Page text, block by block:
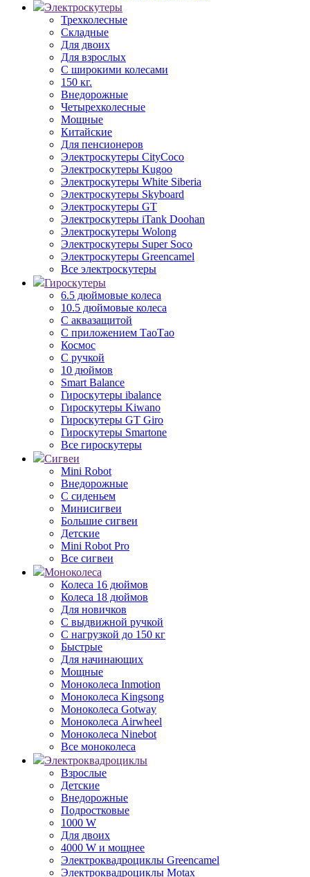
Электроскутеры
Трехколесные
Складные
Для двоих
Для взрослых
С широкими колесами
150 кг.
Внедорожные
Четырехколесные
Мощные
Китайские
Для пенсионеров
Электроскутеры CityCoco
Электроскутеры Kugoo
Электроскутеры White Siberia
Электроскутеры Skyboard
Электроскутеры GT
Электроскутеры iTank Doohan
Электроскутеры Wolong
Электроскутеры Super Soco
Электроскутеры Greencamel
Все электроскутеры
Гироскутеры
6.5 дюймовые колеса
10.5 дюймовые колеса
С аквазащитой
С приложением ТаоТао
Космос
С ручкой
10 дюймов
Smart Balance
Гироскутеры ibalance
Гироскутеры Kiwano
Гироскутеры GT Giro
Гироскутеры Smartone
Все гироскутеры
Сигвеи
Mini Robot
Внедорожные
С сиденьем
Минисигвеи
Большие сигвеи
Детские
Mini Robot Pro
Все сигвеи
Моноколеса
Колеса 16 дюймов
Колеса 18 дюймов
Для новичков
С выдвижной ручкой
С нагрузкой до 150 кг
Быстрые
Для начинающих
Мощные
Моноколеса Inmotion
Моноколеса Kingsong
Моноколеса Gotway
Моноколеса Airwheel
Моноколеса Ninebot
Все моноколеса
Электроквадроциклы
Взрослые
Детские
Внедорожные
Подростковые
1000 W
Для двоих
4000 W и мощнее
Электроквадроциклы Greencamel
Электроквадроциклы Motax